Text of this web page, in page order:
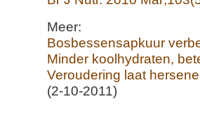
Meer:
Bosbessensapkuur
Minder koolhydraten,
Veroudering laat
(2-10-2011)